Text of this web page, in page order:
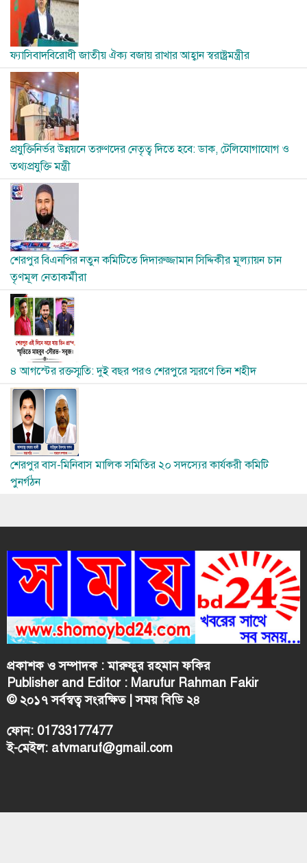
ফ্যাসিবাদবিরোধী জাতীয় ঐক্য বজায় রাখার আহ্বান স্বরাষ্ট্রমন্ত্রীর
Image
প্রযুক্তিনির্ভর উন্নয়নে তরুণদের নেতৃত্ব দিতে হবে: ডাক, টেলিযোগাযোগ ও
তথ্যপ্রযুক্তি মন্ত্রী
Image
শেরপুর বিএনপির নতুন কমিটিতে দিদারুজ্জামান সিদ্দিকীর মূল্যায়ন চান
তৃণমূল নেতাকর্মীরা
Image
৪ আগস্টের রক্তস্মৃতি: দুই বছর পরও শেরপুরে স্মরণে তিন শহীদ
Image
শেরপুর বাস-মিনিবাস মালিক সমিতির ২০ সদস্যের কার্যকরী কমিটি
পুনর্গঠন
প্রকাশক ও সম্পাদক : মারুফুর রহমান ফকির
Publisher and Editor : Marufur Rahman Fakir
© ২০১৭ সর্বস্বত্ব সংরক্ষিত | সময় বিডি ২৪
ফোন: 01733177477
ই-মেইল: atvmaruf@gmail.com